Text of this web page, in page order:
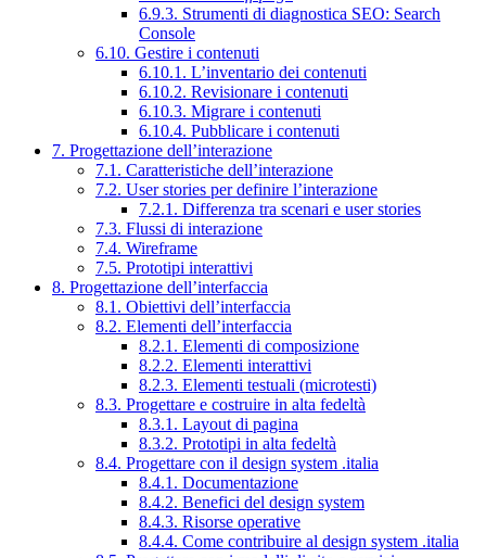
6.9.3. Strumenti di diagnostica SEO: Search
Console
6.10. Gestire i contenuti
6.10.1. L’inventario dei contenuti
6.10.2. Revisionare i contenuti
6.10.3. Migrare i contenuti
6.10.4. Pubblicare i contenuti
7. Progettazione dell’interazione
7.1. Caratteristiche dell’interazione
7.2. User stories per definire l’interazione
7.2.1. Differenza tra scenari e user stories
7.3. Flussi di interazione
7.4. Wireframe
7.5. Prototipi interattivi
8. Progettazione dell’interfaccia
8.1. Obiettivi dell’interfaccia
8.2. Elementi dell’interfaccia
8.2.1. Elementi di composizione
8.2.2. Elementi interattivi
8.2.3. Elementi testuali (microtesti)
8.3. Progettare e costruire in alta fedeltà
8.3.1. Layout di pagina
8.3.2. Prototipi in alta fedeltà
8.4. Progettare con il design system .italia
8.4.1. Documentazione
8.4.2. Benefici del design system
8.4.3. Risorse operative
8.4.4. Come contribuire al design system .italia